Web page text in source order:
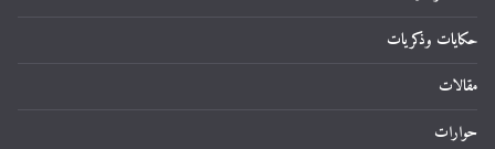
حكايات وذكريات
مقالات
حوارات